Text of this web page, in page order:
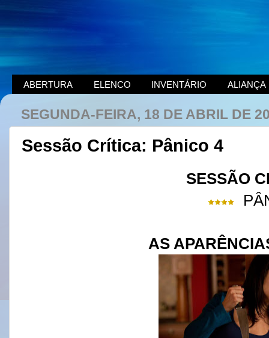
ABERTURA ELENCO INVENTÁRIO ALIANÇA
SEGUNDA-FEIRA, 18 DE ABRIL DE
Sessão Crítica: Pânico 4
SESSÃO
AS